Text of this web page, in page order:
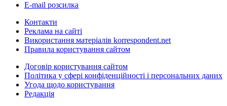
E-mail розсилка
Контакти
Реклама на сайті
Використання матеріалів korrespondent.net
Правила користування сайтом
Договір користування сайтом
Політика у сфері конфіденційності і персональних даних
Угода щодо користування
Редакція